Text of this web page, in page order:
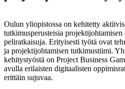
Oulun yliopistossa on kehitetty
tutkimusperusteisia
peliratkaisuja. Erityisesti työtä ovat
ja projektijohtamisen tutkimustiimi.
kehitystyöstä on Project Business
avulla erilaisten digitaalisten
erittäin sujuvaa.